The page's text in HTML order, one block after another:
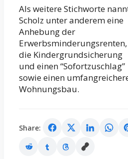
Als weitere Stichworte
Scholz unter anderem eine
Anhebung der
Erwerbsminderungsrenten,
die Kindergrundsicherung
und einen “Sofortzuschlag”
sowie einen
Wohnungsbau.
Share: